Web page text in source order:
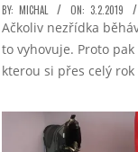
2019-
02-
03
BY: MICHAL ON: 3.2.2019
Ačkoliv nezřídka
to vyhovuje. Proto
kterou si přes celý